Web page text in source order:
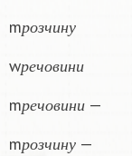
m р о з ч и н у
wр е ч о в и н и
m р е ч о в и н и
—
m р о з ч и н у
—